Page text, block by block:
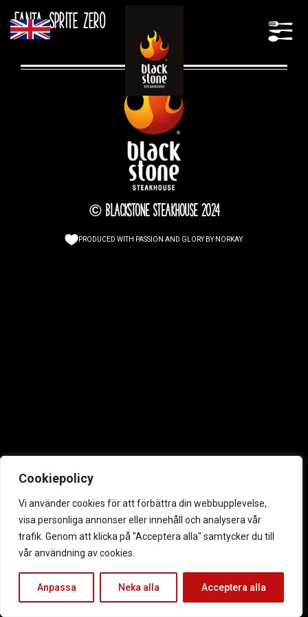
Cookiepolicy
Vi använder cookies för att förbättra din webbupplevelse,
visa personliga annonser eller innehåll och analysera vår
trafik. Genom att klicka på "Acceptera alla" samtycker du till
vår användning av cookies.
Anpassa Neka alla Acceptera alla
Fanta, Sprite Zero
© Blackstone Steakhouse 2024
PRODUCED WITH PASSION AND GLORY BY NORKAY.